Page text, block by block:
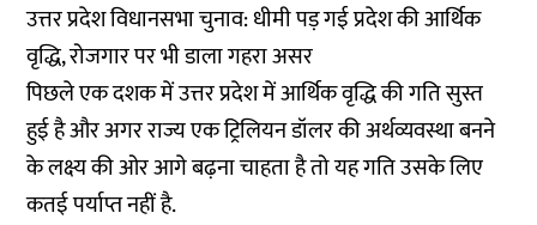
उत्तर प्रदेश विधानसभा चुनाव: धीमी पड़ गई प्रदेश की आर्थिक
वृद्धि, रोजगार पर भी डाला गहरा असर
पिछले एक दशक में उत्तर प्रदेश में आर्थिक वृद्धि की गति सुस्त
हुई है और अगर राज्य एक ट्रिलियन डॉलर की अर्थव्यवस्था बनने
के लक्ष्य की ओर आगे बढ़ना चाहता है तो यह गति उसके लिए
कतई पर्याप्त नहीं है.